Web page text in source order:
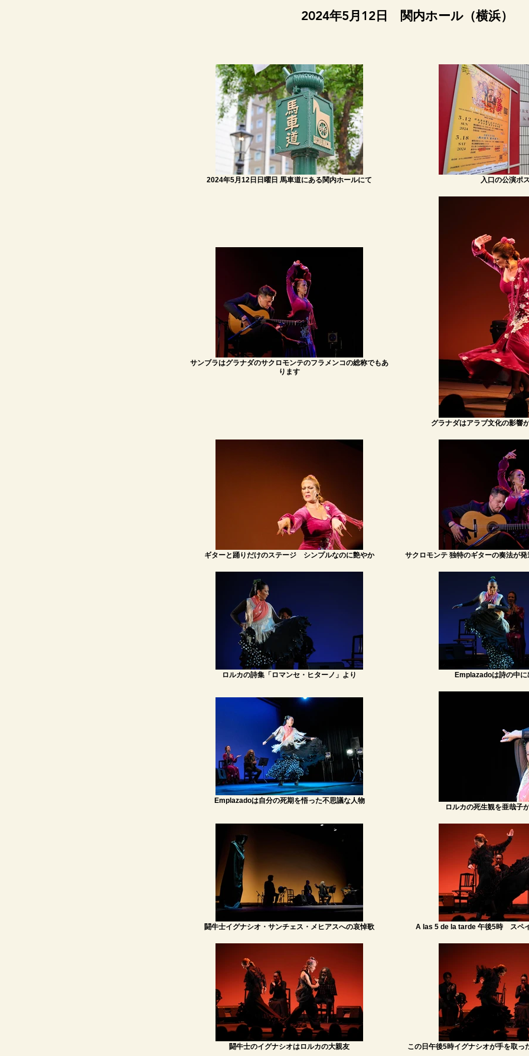
2024年5月12日 関内ホール（横浜）
2024年5月12日日曜日 馬車道にある関内ホールにて 入口の公演ポ
サンブラはグラナダのサクロモンテのフラメンコの総称でもあ
ります
グラナダはアラブ文化の影響
ギターと踊りだけのステージ シンプルなのに艶やか サクロモンテ 独特のギターの奏法が
ロルカの詩集「ロマンセ・ヒターノ」より Emplazadoは詩の中に
Emplazadoは自分の死期を悟った不思議な人物
ロルカの死生観を亜哉子
闘牛士イグナシオ・サンチェス・メヒアスへの哀悼歌 A las 5 de la tarde 午後5時 スペ
闘牛士のイグナシオはロルカの大親友 この日午後5時イグナシオが手を取っ